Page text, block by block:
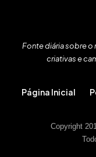
Fonte diária sobre
criativas e
Página Inicial
Copyright